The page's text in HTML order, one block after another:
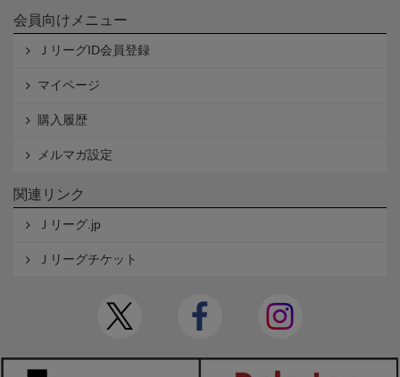
会員向けメニュー
ＪリーグID会員登録
マイページ
購入履歴
メルマガ設定
関連リンク
Ｊリーグ.jp
Ｊリーグチケット